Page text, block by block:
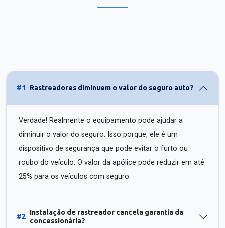
#1 Rastreadores diminuem o valor do seguro auto?
Verdade! Realmente o equipamento pode ajudar a
diminuir o valor do seguro. Isso porque, ele é um
dispositivo de segurança que pode evitar o furto ou
roubo do veículo. O valor da apólice pode reduzir em até
25% para os veículos com seguro.
#2
Instalação de rastreador cancela garantia da
concessionária?